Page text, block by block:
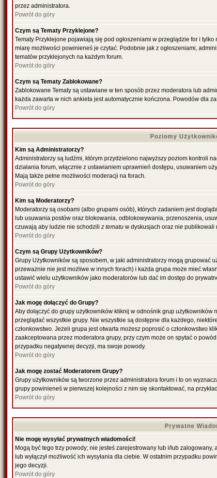
przez administratora.
Powrót do góry
Czym są Tematy Przyklejone?
Tematy Przyklejone pojawiają się pod ogłoszeniami w przeglądzie for i
miarę możliwości powinieneś je czytać. Podobnie jak z ogłoszeniami,
tematów przyklejonych na każdym forum.
Powrót do góry
Czym są Tematy Zablokowane?
Zablokowane Tematy są ustawiane w ten sposób przez moderatora lub
każda zawarta w nich ankieta jest automatycznie kończona. Powodów dla
Powrót do góry
Poziomy
Kim są Administratorzy?
Administratorzy są ludźmi, którym przydzielono najwyższy poziom kontroli
działania forum, włącznie z ustawianiem uprawnień dostępu, usuwaniem
Mają także pełne możliwości moderacji na forach.
Powrót do góry
Kim są Moderatorzy?
Moderatorzy są osobami (albo grupami osób), których zadaniem jest
lub usuwania postów oraz blokowania, odblokowywania, przenoszenia,
czuwają aby ludzie nie schodzili z tematu w dyskusjach oraz nie publikowali
Powrót do góry
Czym są Grupy Użytkowników?
Grupy Użytkowników są sposobem, w jaki administratorzy mogą grupować
przeważnie nie jest możliwe w innych forach) i każda grupa może mieć
ustawić wielu użytkowników jako moderatorów lub dać im dostęp do
Powrót do góry
Jak mogę dołączyć do Grupy?
Aby dołączyć do grupy użytkowników kliknij w odnośnik grup
przeglądać wszystkie grupy. Nie wszystkie są dostępne dla każdego,
członkowstwo. Jeżeli grupa jest otwarta możesz poprosić o członkowstwo
zaakceptowana przez moderatora grupy, przy czym może on spytać o
przypadku negatywnej decyzji, ma swoje powody.
Powrót do góry
Jak mogę zostać Moderatorem Grupy?
Grupy użytkowników są tworzone przez administratora forum i to on
grupy powinieneś w pierwszej kolejności z nim się skontaktować, na
Powrót do góry
Prywatne
Nie mogę wysyłać prywatnych wiadomości!
Mogą być tego trzy powody; nie jesteś zarejestrowany lub i/lub zalogowany,
lub wyłączył możliwość ich wysyłania dla ciebie. W ostatnim przypadku
jego decyzji.
Powrót do góry